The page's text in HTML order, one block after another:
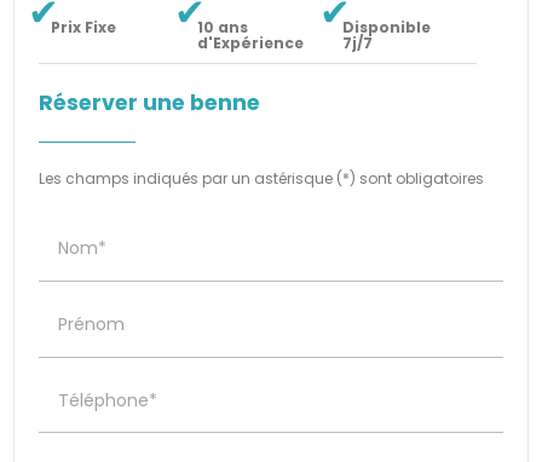
Prix Fixe 10 ans
d'Expérience
Disponible
7j/7
Réserver une benne
Les champs indiqués par un astérisque (*) sont obligatoires
Nom*
Prénom
Téléphone*